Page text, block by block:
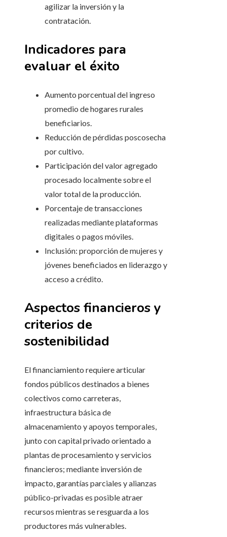
agilizar la inversión y la
contratación.
Indicadores para
evaluar el éxito
Aumento porcentual del ingreso
promedio de hogares rurales
beneficiarios.
Reducción de pérdidas poscosecha
por cultivo.
Participación del valor agregado
procesado localmente sobre el
valor total de la producción.
Porcentaje de transacciones
realizadas mediante plataformas
digitales o pagos móviles.
Inclusión: proporción de mujeres y
jóvenes beneficiados en liderazgo y
acceso a crédito.
Aspectos financieros y
criterios de
sostenibilidad
El financiamiento requiere articular
fondos públicos destinados a bienes
colectivos como carreteras,
infraestructura básica de
almacenamiento y apoyos temporales,
junto con capital privado orientado a
plantas de procesamiento y servicios
financieros; mediante inversión de
impacto, garantías parciales y alianzas
público-privadas es posible atraer
recursos mientras se resguarda a los
productores más vulnerables.